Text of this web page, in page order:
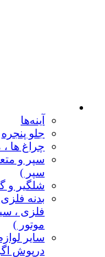
آینه‌ها
جلو پنجره
چراغ‌ ها
سپر و
سپر )
شلگیر و
بدنه
فلزی ،
موتور )
سایر
درپوش